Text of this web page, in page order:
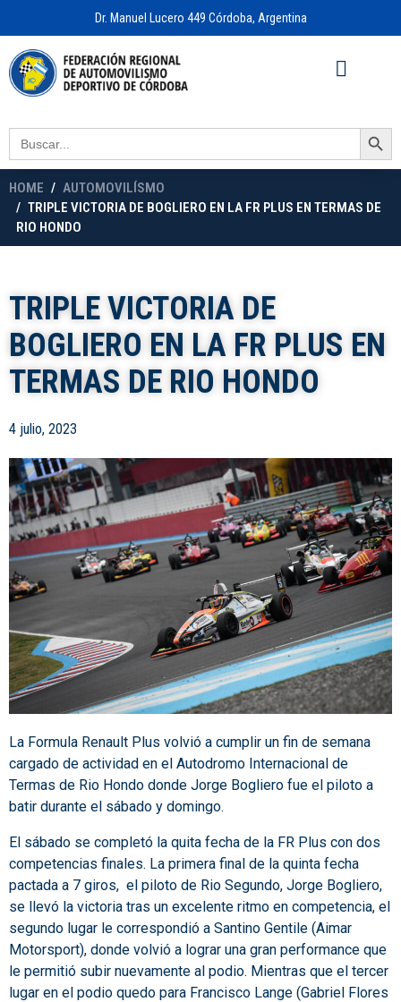
Dr. Manuel Lucero 449 Córdoba, Argentina
Search
for:
Search Button
HOME
AUTOMOVILÍSMO
TRIPLE VICTORIA DE BOGLIERO EN LA FR PLUS EN TERMAS DE
RIO HONDO
TRIPLE VICTORIA DE
BOGLIERO EN LA FR PLUS EN
TERMAS DE RIO HONDO
4 julio, 2023
La Formula Renault Plus volvió a cumplir un fin de semana
cargado de actividad en el Autodromo Internacional de
Termas de Rio Hondo donde Jorge Bogliero fue el piloto a
batir durante el sábado y domingo.
El sábado se completó la quita fecha de la FR Plus con dos
competencias finales. La primera final de la quinta fecha
pactada a 7 giros, el piloto de Rio Segundo, Jorge Bogliero,
se llevó la victoria tras un excelente ritmo en competencia, el
segundo lugar le correspondió a Santino Gentile (Aimar
Motorsport), donde volvió a lograr una gran performance que
le permitió subir nuevamente al podio. Mientras que el tercer
lugar en el podio quedo para Francisco Lange (Gabriel Flores